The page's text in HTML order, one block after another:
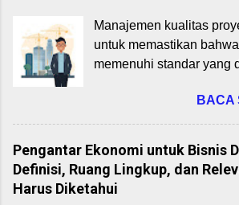
memiliki keunggulan
Teknologi dan Inovasi:
pengetahuan, dan
ke berbagai negara.
Pendapatan Nasional:
Startup untuk Program
akan membahas 9 blok
bagaimana
Dengan memahami
merancang model bisnis
relevan, dan responsif
pasar digital. 1.
Model Canvas Business
Manajemen kualitas
untuk memastikan
memenuhi standar yang
Pemahaman terhadap
alat pengendalian
keterampilan esensial
deliverables yang sesuai
ekspektasi. Rencana
BACA
Pengantar Ekonomi untuk Bisnis
Definisi, Ruang Lingkup, dan
Harus Diketahui